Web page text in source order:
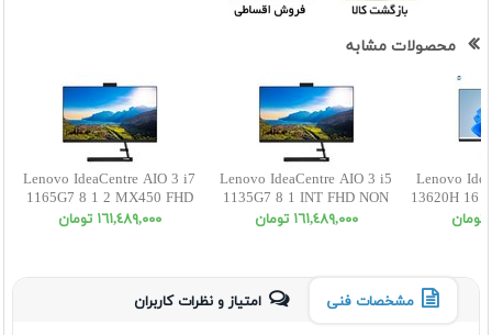
محصولات مشابه
Lenovo IdeaCentre AIO 3 i7
1165G7 8 1 2 MX450 FHD
NON TOUCH 27
١٦١,٤٨٩,٠٠٠ تومان
Lenovo IdeaCentre AIO 3 i5
1135G7 8 1 INT FHD NON
TOUCH 22
١٦١,٤٨٩,٠٠٠ تومان
Lenovo
13620H 16
FHD
مشخصات فنی امتیاز و نظرات کاربران